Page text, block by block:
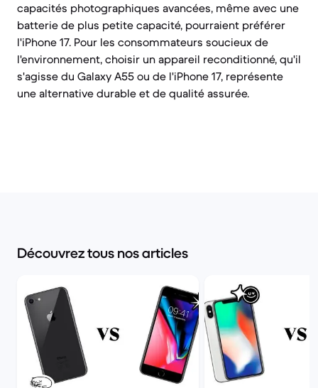
capacités photographiques avancées, même avec une
batterie de plus petite capacité, pourraient préférer
l'iPhone 17. Pour les consommateurs soucieux de
l'environnement, choisir un appareil reconditionné, qu'il
s'agisse du Galaxy A55 ou de l'iPhone 17, représente
une alternative durable et de qualité assurée.
Découvrez tous nos articles